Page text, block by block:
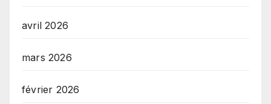
avril 2026
mars 2026
février 2026